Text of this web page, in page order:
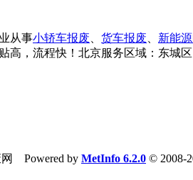
从事小轿车报废、 货车报废、 新能
高，流程快！北京服务区域：东城
Powered by MetInfo 6.2.0 © 2008-